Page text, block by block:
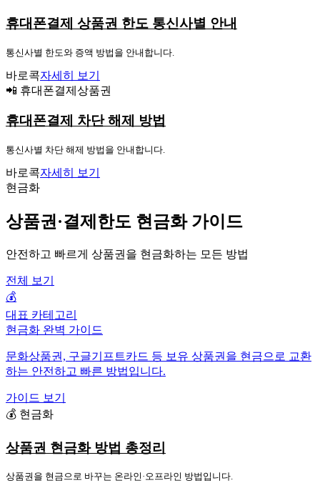
휴대폰결제 상품권 한도 통신사별 안내
통신사별 한도와 증액 방법을 안내합니다.
바로콕자세히 보기
📲 휴대폰결제상품권
휴대폰결제 차단 해제 방법
통신사별 차단 해제 방법을 안내합니다.
바로콕자세히 보기
현금화
상품권·결제한도 현금화 가이드
안전하고 빠르게 상품권을 현금화하는 모든 방법
전체 보기
💰
대표 카테고리
현금화 완벽 가이드
문화상품권, 구글기프트카드 등 보유 상품권을 현금으로 교환
하는 안전하고 빠른 방법입니다.
가이드 보기
💰 현금화
상품권 현금화 방법 총정리
상품권을 현금으로 바꾸는 온라인·오프라인 방법입니다.